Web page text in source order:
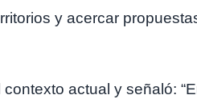
y acercar
actual y señaló: